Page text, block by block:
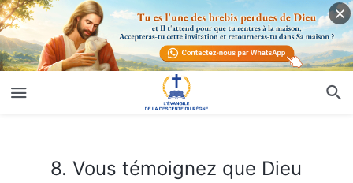
8. Vous témoignez que Dieu